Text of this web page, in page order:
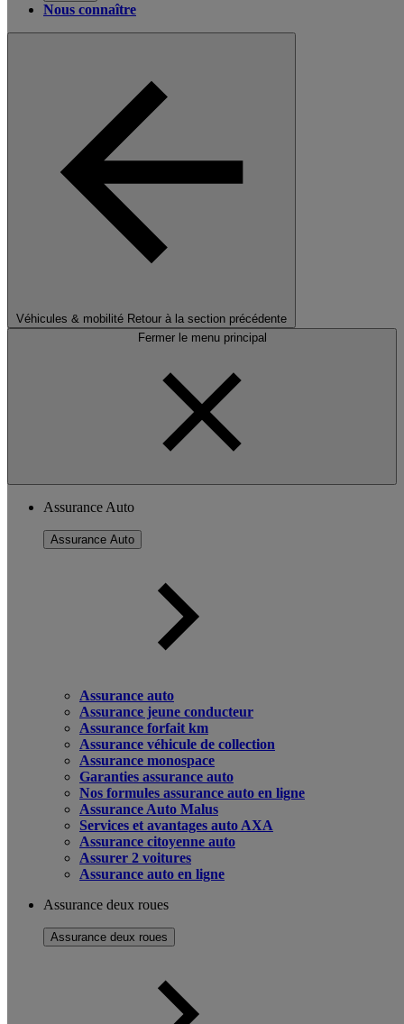
Nous connaître
Véhicules & mobilité Retour à la section précédente
Fermer le menu principal
Assurance Auto
Assurance Auto
Assurance auto
Assurance jeune conducteur
Assurance forfait km
Assurance véhicule de collection
Assurance monospace
Garanties assurance auto
Nos formules assurance auto en ligne
Assurance Auto Malus
Services et avantages auto AXA
Assurance citoyenne auto
Assurer 2 voitures
Assurance auto en ligne
Assurance deux roues
Assurance deux roues